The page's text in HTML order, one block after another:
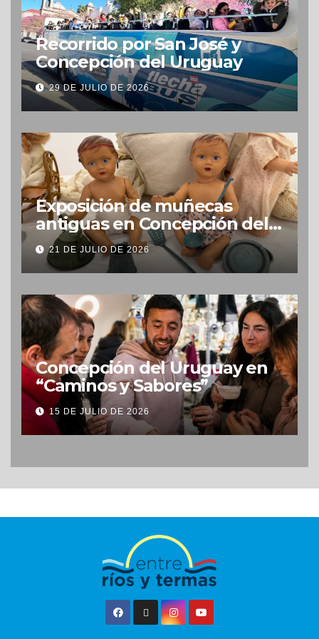
Recorrido por San José y
Concepción del Uruguay
29 DE JULIO DE 2026
Exposición de muñecas
antiguas en Concepción del
Uruguay
21 DE JULIO DE 2026
Concepción del Uruguay en
“Caminos y Sabores”
15 DE JULIO DE 2026